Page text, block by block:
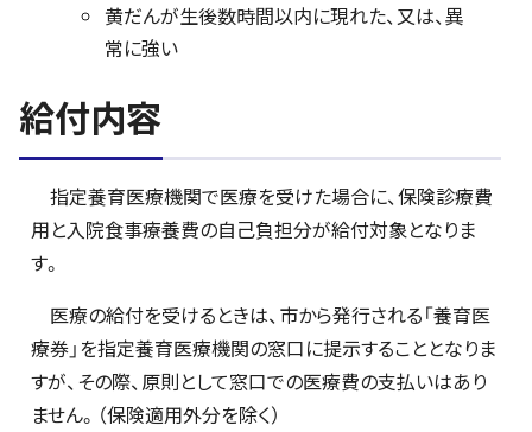
黄だんが生後数時間以内に現れた、又は、異
常に強い
給付内容
指定養育医療機関で医療を受けた場合に、保険診療費
用と入院食事療養費の自己負担分が給付対象となりま
す。
医療の給付を受けるときは、市から発行される「養育医
療券」を指定養育医療機関の窓口に提示することとなりま
すが、その際、原則として窓口での医療費の支払いはあり
ません。（保険適用外分を除く）